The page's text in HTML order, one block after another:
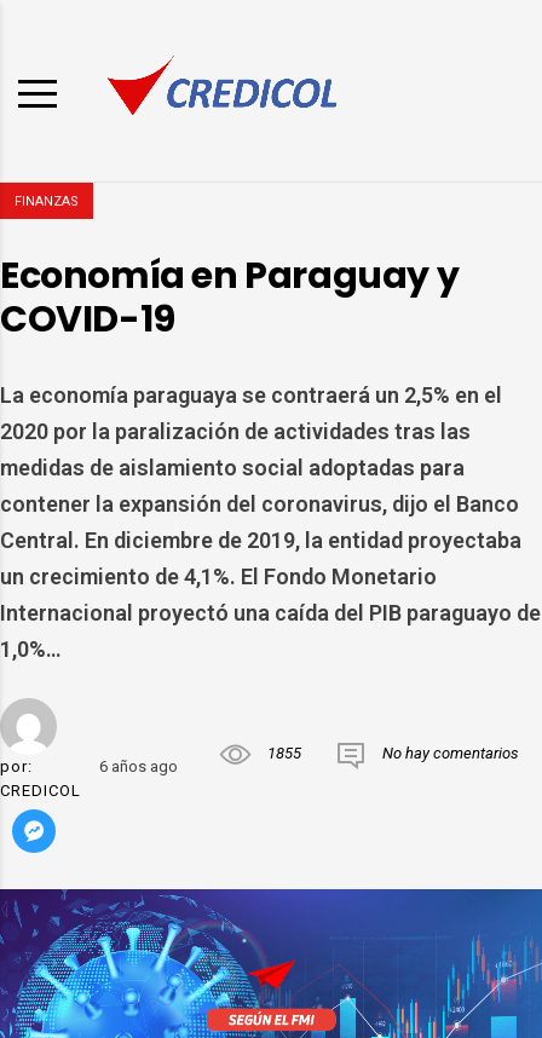
FINANZAS
Economía en Paraguay y
COVID-19
La economía paraguaya se contraerá un 2,5% en el
2020 por la paralización de actividades tras las
medidas de aislamiento social adoptadas para
contener la expansión del coronavirus, dijo el Banco
Central. En diciembre de 2019, la entidad proyectaba
un crecimiento de 4,1%. El Fondo Monetario
Internacional proyectó una caída del PIB paraguayo de
1,0%…
por:
CREDICOL
6 años ago
1855 No hay comentarios